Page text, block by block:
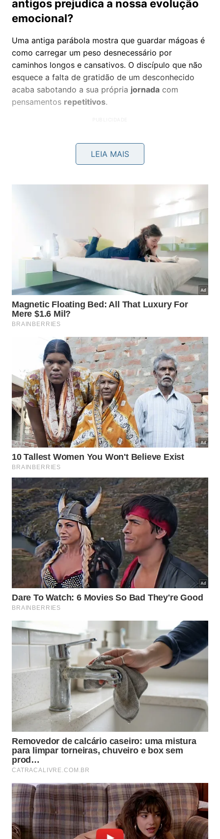
antigos prejudica a nossa evolução
emocional?
Uma antiga parábola mostra que guardar mágoas é
como carregar um peso desnecessário por
caminhos longos e cansativos. O discípulo que não
esquece a falta de gratidão de um desconhecido
acaba sabotando a sua própria jornada com
pensamentos repetitivos.
Alimentar o rancor funciona como beber um veneno
letal esperando que a outra pessoa sofra as
consequências negativas dele. Quando decidimos
abandonar esses sentimentos velhos, liberamos
espaço para experimentar a verdadeira leveza e
Abaixo, um vídeo docanal Corvo Seco no YouTube
que aprofunda os pontos discutidos neste tema:
O que Siddhartha Gautama ensina
sobre a ilusão do controle absoluto?
A natureza da existência humana é marcada pela
impermanência constante e tentar controlar todos
os acontecimentos é um erro. O mestre ensina que a
dor se multiplica quando resistimos às
transformações naturais que ocorrem
inevitavelmente em nossodestino diariamente com
força.
Aceitar que as alegrias e as dificuldades são
passageiras permite desenvolver uma postura
consciente e madura perante a vida. Romper com a
fantasia do domínio total esvazia os temores
diários, abrindo espaço para uma maravilhosa
LEIA MAIS